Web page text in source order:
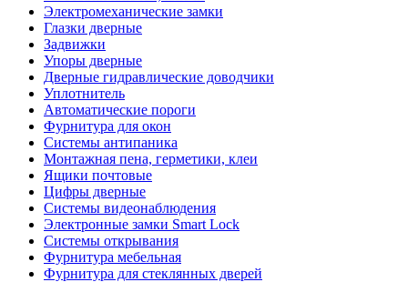
Электромеханические замки
Глазки дверные
Задвижки
Упоры дверные
Дверные гидравлические доводчики
Уплотнитель
Автоматические пороги
Фурнитура для окон
Системы антипаника
Монтажная пена, герметики, клеи
Ящики почтовые
Цифры дверные
Системы видеонаблюдения
Электронные замки Smart Lock
Системы открывания
Фурнитура мебельная
Фурнитура для стеклянных дверей